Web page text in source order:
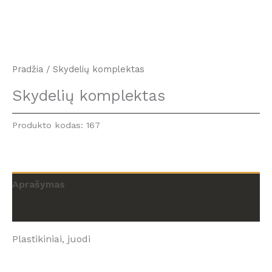
Pradžia / Skydelių komplektas
Skydelių komplektas
Produkto kodas: 167
Aprašymas
Plastikiniai, juodi